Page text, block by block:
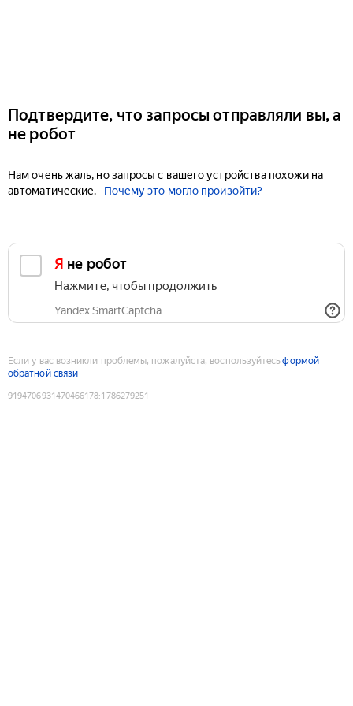
Подтвердите, что запросы отправляли вы, а
не робот
Нам очень жаль, но запросы с вашего устройства похожи на
автоматические.
Почему это могло произойти?
Я не робот
Нажмите, чтобы продолжить
Yandex SmartCaptcha
Если у вас возникли проблемы, пожалуйста, воспользуйтесьформой
обратной связи
9194706931470466178:1786279251